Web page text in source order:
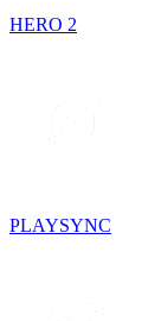
HERO 2
PLAYSYNC